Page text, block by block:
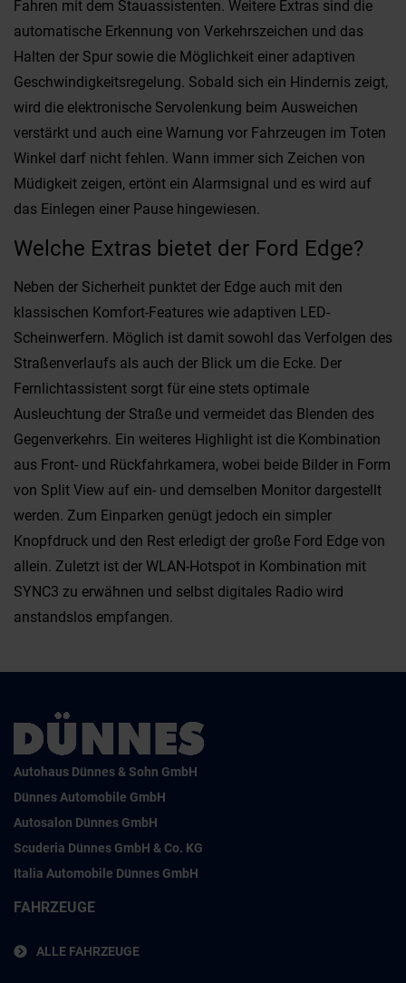
Fahren mit dem Stauassistenten. Weitere Extras sind die
automatische Erkennung von Verkehrszeichen und das
Halten der Spur sowie die Möglichkeit einer adaptiven
Geschwindigkeitsregelung. Sobald sich ein Hindernis zeigt,
wird die elektronische Servolenkung beim Ausweichen
verstärkt und auch eine Warnung vor Fahrzeugen im Toten
Winkel darf nicht fehlen. Wann immer sich Zeichen von
Müdigkeit zeigen, ertönt ein Alarmsignal und es wird auf
das Einlegen einer Pause hingewiesen.
Welche Extras bietet der Ford Edge?
Neben der Sicherheit punktet der Edge auch mit den
klassischen Komfort-Features wie adaptiven LED-
Scheinwerfern. Möglich ist damit sowohl das Verfolgen des
Straßenverlaufs als auch der Blick um die Ecke. Der
Fernlichtassistent sorgt für eine stets optimale
Ausleuchtung der Straße und vermeidet das Blenden des
Gegenverkehrs. Ein weiteres Highlight ist die Kombination
aus Front- und Rückfahrkamera, wobei beide Bilder in Form
von Split View auf ein- und demselben Monitor dargestellt
werden. Zum Einparken genügt jedoch ein simpler
Knopfdruck und den Rest erledigt der große Ford Edge von
allein. Zuletzt ist der WLAN-Hotspot in Kombination mit
SYNC3 zu erwähnen und selbst digitales Radio wird
anstandslos empfangen.
Autohaus Dünnes & Sohn GmbH
Dünnes Automobile GmbH
Autosalon Dünnes GmbH
Scuderia Dünnes GmbH & Co. KG
Italia Automobile Dünnes GmbH
FAHRZEUGE
ALLE FAHRZEUGE